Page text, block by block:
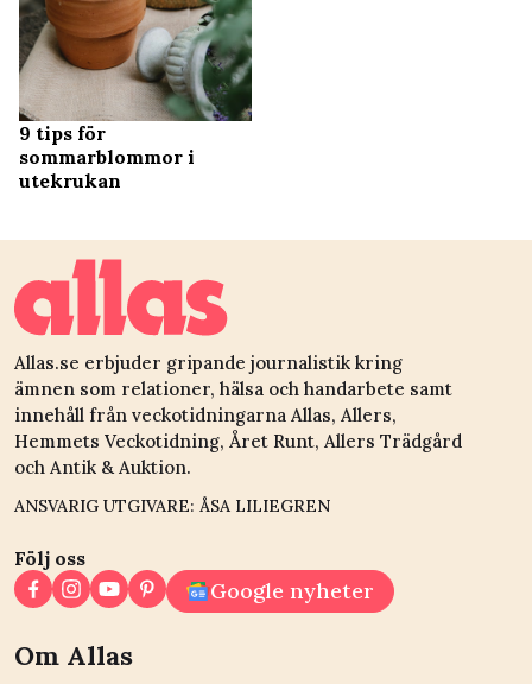
9 tips för
sommarblommor i
utekrukan
Allas.se erbjuder gripande journalistik kring
ämnen som relationer, hälsa och handarbete samt
innehåll från veckotidningarna Allas, Allers,
Hemmets Veckotidning, Året Runt, Allers Trädgård
och Antik & Auktion.
ANSVARIG UTGIVARE: ÅSA LILIEGREN
Följ oss
Google nyheter
Om Allas